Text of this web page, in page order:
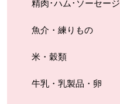
精肉･ハム･ソーセージ
魚介・練りもの
米・穀類
牛乳・乳製品・卵